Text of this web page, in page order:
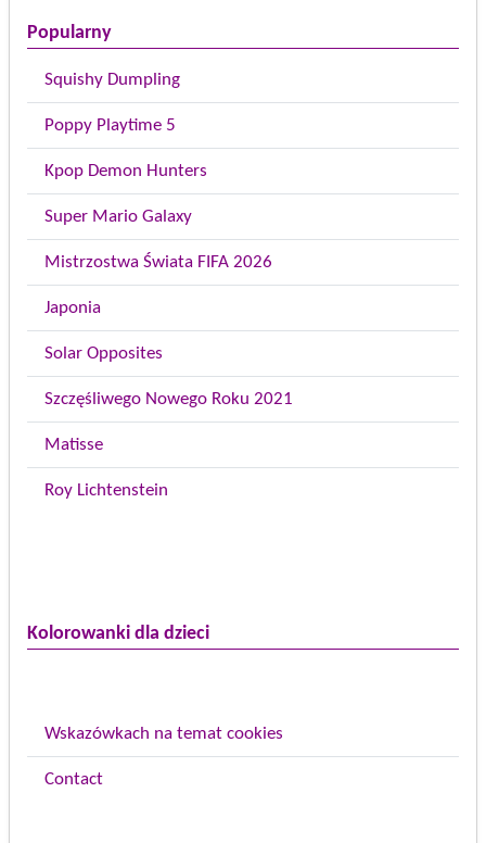
Popularny
Squishy Dumpling
Poppy Playtime 5
Kpop Demon Hunters
Super Mario Galaxy
Mistrzostwa Świata FIFA 2026
Japonia
Solar Opposites
Szczęśliwego Nowego Roku 2021
Matisse
Roy Lichtenstein
Kolorowanki dla dzieci
Wskazówkach na temat cookies
Contact